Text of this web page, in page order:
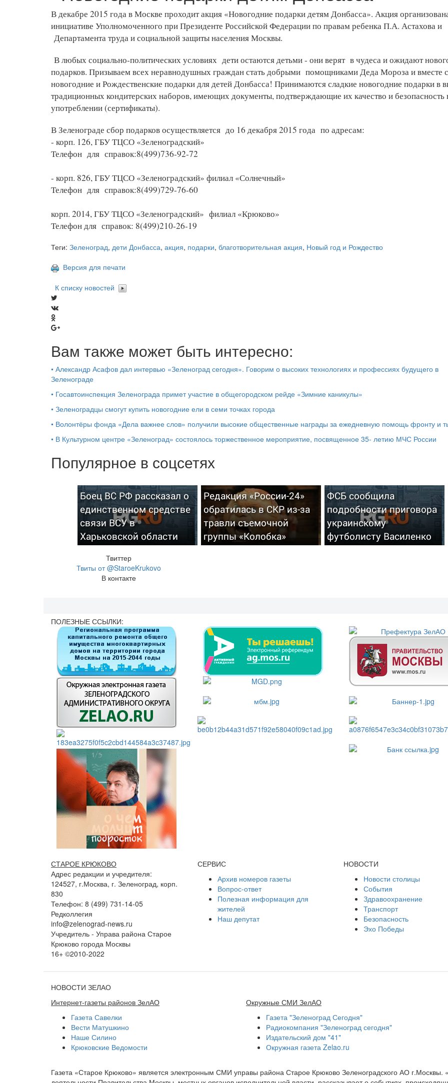
В декабре 2015 года в Москве проходит акция «Новогодние подарки детям Донбасса». Акция
инициативе Уполномоченного при Президенте Российской Федерации по правам ребенка П.А. Астахова и
Департамента труда и социальной защиты населения Москвы.
В любых социально-политических условиях дети остаются детьми - они верят в чудеса и ожидают
подарков. Призываем всех неравнодушных граждан стать добрыми помощниками Деда Мороза и вместе
новогодние и Рождественские подарки для детей Донбасса! Принимаются сладкие новогодние подарки в
традиционных кондитерских наборов, имеющих документы, подтверждающие их качество и безопасность
употреблении (сертификаты).
В Зеленограде сбор подарков осуществляется до 16 декабря 2015 года по адресам:
- корп. 126, ГБУ ТЦСО «Зеленоградский»
Телефон для справок:8(499)736-92-72
- корп. 826, ГБУ ТЦСО «Зеленоградский» филиал «Солнечный»
Телефон для справок:8(499)729-76-60
корп. 2014, ГБУ ТЦСО «Зеленоградский» филиал «Крюково»
Телефон для справок: 8(499)210-26-19
Теги: Зеленоград, дети Донбасса, акция, подарки, благотворительная акция, Новый год и Рождество
Версия для печати
К списку новостей
Вам также может быть интересно:
• Александр Асафов дал интервью «Зеленоград сегодня». Говорим о высоких технологиях и профессиях будущего в
Зеленограде
• Госавтоинспекция Зеленограда примет участие в общегородском рейде «Зимние каникулы»
• Зеленоградцы смогут купить новогодние ели в семи точках города
• Волонтёры фонда «Дела важнее слов» получили высокие общественные награды за ежедневную помощь фронту и
• В Культурном центре «Зеленоград» состоялось торжественное мероприятие, посвященное 35- летию МЧС России
Популярное в соцсетях
Боец ВС РФ рассказал о
единственном средстве
связи ВСУ в
Харьковской области
Редакция «России-24»
обратилась в СКР из-за
травли съемочной
группы «Колобка»
ФСБ сообщила
подробности приговора
украинскому
футболисту Василенко
Твиттер
Твиты от @StaroeKrukovo
В контакте
ПОЛЕЗНЫЕ ССЫЛКИ:
СТАРОЕ КРЮКОВО
Адрес редакции и учредителя:
124527, г.Москва, г. Зеленоград, корп.
830
Телефон: 8 (499) 731-14-05
Редколлегия
info@zelenograd-news.ru
Учредитель - Управа района Старое
Крюково города Москвы
16+ ©2010-2022
СЕРВИС
Архив номеров газеты
Вопрос-ответ
Полезная информация для
жителей
Наш депутат
НОВОСТИ
Новости столицы
События
Здравоохранение
Транспорт
Безопасность
Эхо Победы
НОВОСТИ ЗЕЛАО
Интернет-газеты районов ЗелАО
Газета Савелки
Вести Матушкино
Наше Силино
Крюковские Ведомости
Окружные СМИ ЗелАО
Газета "Зеленоград Сегодня"
Радиокомпания "Зеленоград сегодня"
Издательский дом "41"
Окружная газета Zelao.ru
Газета «Старое Крюково» является электронным СМИ управы района Старое Крюково Зеленоградского АО